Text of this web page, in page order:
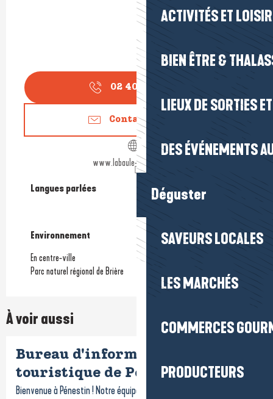
ACTIVITÉS ET
BIEN ÊTRE &
LIEUX DE SORTIES
DES ÉVÉNEMENTS
Déguster
SAVEURS LOCALES
LES MARCHÉS
COMMERCES
PRODUCTEURS
02 40 24 34
Contactez-nous
www.labaule-guerande.com
Langues parlées
Langues parlées
Environnement
Environnement
En centre-ville
Parc naturel régional de Brière
À voir aussi
Bureau d'information
touristique de Pénestin
Bienvenue à Pénestin ! Notre équipe vous accueille toute l’année